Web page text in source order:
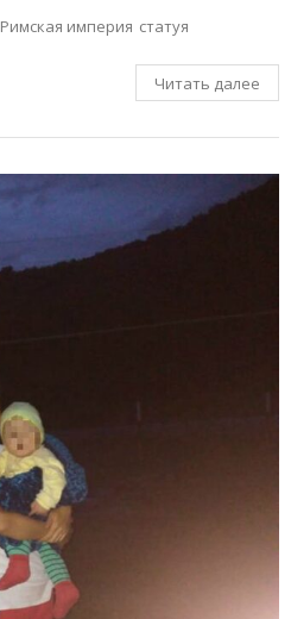
Римская империя статуя
Читать далее